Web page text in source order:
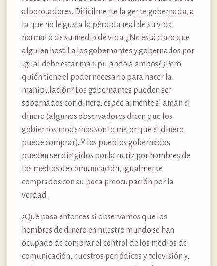
alborotadores. Difícilmente la gente gobernada, a
la que no le gusta la pérdida real de su vida
normal o de su medio de vida. ¿No está claro que
alguien hostil a los gobernantes y gobernados por
igual debe estar manipulando a ambos? ¿Pero
quién tiene el poder necesario para hacer la
manipulación? Los gobernantes pueden ser
sobornados con dinero, especialmente si aman el
dinero (algunos observadores dicen que los
gobiernos modernos son lo mejor que el dinero
puede comprar). Y los pueblos gobernados
pueden ser dirigidos por la nariz por hombres de
los medios de comunicación, igualmente
comprados con su poca preocupación por la
verdad.
¿Qué pasa entonces si observamos que los
hombres de dinero en nuestro mundo se han
ocupado de comprar el control de los medios de
comunicación, nuestros periódicos y televisión y,